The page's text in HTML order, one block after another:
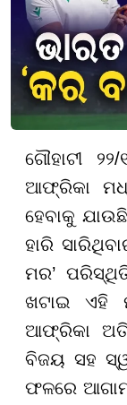
ଗୌହାଟୀ
ଆଫ୍ରିକା
ହେବାକୁ
ହାରି
ମର’
ଖଟାଇ ଏହି
ଆଫ୍ରିକା
ବିଜୟ ସହ
ଫଳରେ